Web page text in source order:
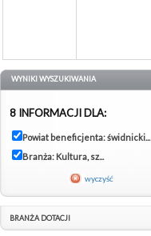
WYNIKI WYSZUKIWANIA
8 INFORMACJI DLA:
Powiat beneficjenta: świdnicki...
Branża: Kultura, sz...
wyczyść
BRANŻA DOTACJI